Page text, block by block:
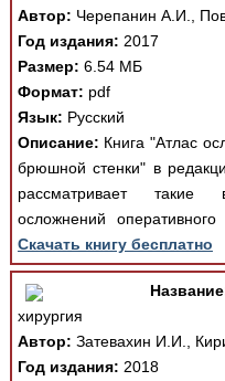
Автор: Черепанин А.И.,
Год издания: 2017
Размер: 6.54 МБ
Формат: pdf
Язык: Русский
Описание: Книга "Атлас
брюшной стенки" в
рассматривает такие
осложнений
Скачать книгу бесплатно
хирургия
Автор: Затевахин И.И.,
Год издания: 2018